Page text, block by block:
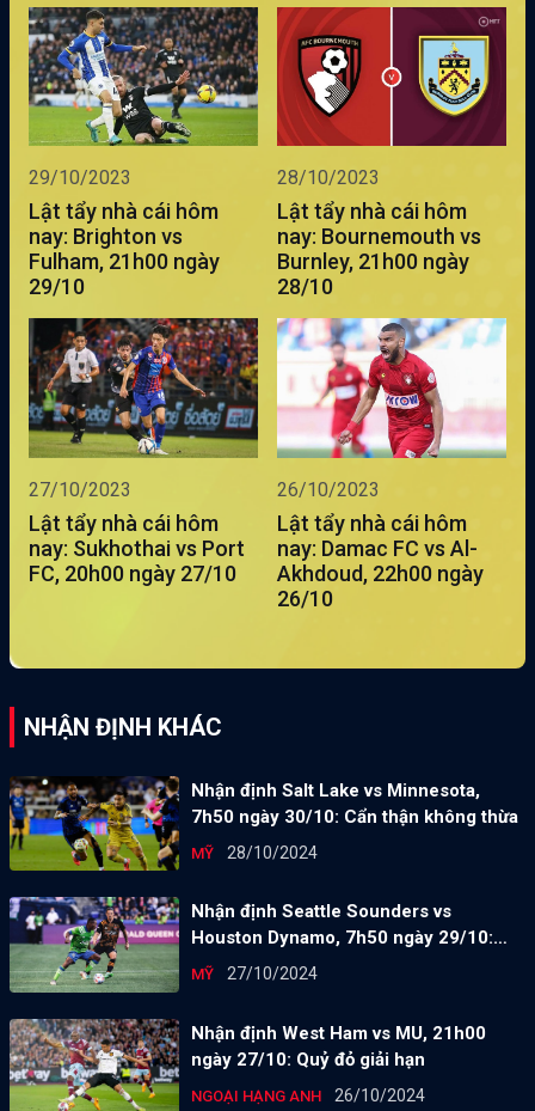
29/10/2023
Lật tẩy nhà cái hôm
nay: Brighton vs
Fulham, 21h00 ngày
29/10
28/10/2023
Lật tẩy nhà cái hôm
nay: Bournemouth vs
Burnley, 21h00 ngày
28/10
27/10/2023
Lật tẩy nhà cái hôm
nay: Sukhothai vs Port
FC, 20h00 ngày 27/10
26/10/2023
Lật tẩy nhà cái hôm
nay: Damac FC vs Al-
Akhdoud, 22h00 ngày
26/10
NHẬN ĐỊNH KHÁC
Nhận định Salt Lake vs Minnesota,
7h50 ngày 30/10: Cẩn thận không thừa
MỸ 28/10/2024
Nhận định Seattle Sounders vs
Houston Dynamo, 7h50 ngày 29/10:
Điểm tựa sân nhà
MỸ 27/10/2024
Nhận định West Ham vs MU, 21h00
ngày 27/10: Quỷ đỏ giải hạn
NGOẠI HẠNG ANH 26/10/2024